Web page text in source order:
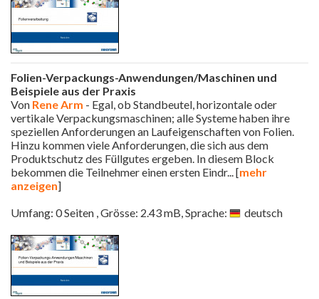
Folien-Verpackungs-Anwendungen/Maschinen und
Beispiele aus der Praxis
Von Rene Arm - Egal, ob Standbeutel, horizontale oder
vertikale Verpackungsmaschinen; alle Systeme haben ihre
speziellen Anforderungen an Laufeigenschaften von Folien.
Hinzu kommen viele Anforderungen, die sich aus dem
Produktschutz des Füllgutes ergeben. In diesem Block
bekommen die Teilnehmer einen ersten Eindr... [mehr
anzeigen]
Umfang: 0 Seiten , Grösse: 2.43 mB, Sprache:
deutsch